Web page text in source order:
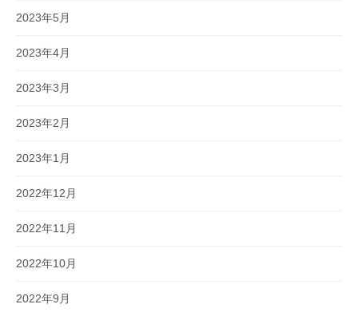
2023年5月
2023年4月
2023年3月
2023年2月
2023年1月
2022年12月
2022年11月
2022年10月
2022年9月